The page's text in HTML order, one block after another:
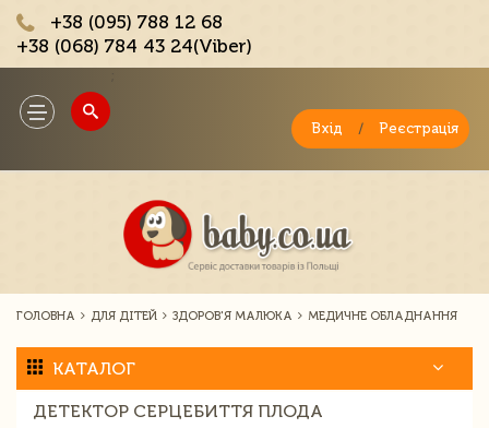
+38 (095) 788 12 68
+38 (068) 784 43 24(Viber)
Toggle
navigation
Вхід / Реєстрація
ГОЛОВНА ДЛЯ ДІТЕЙ ЗДОРОВ'Я МАЛЮКА МЕДИЧНЕ ОБЛАДНАННЯ
КАТАЛОГ
ДЕТЕКТОР СЕРЦЕБИТТЯ ПЛОДА